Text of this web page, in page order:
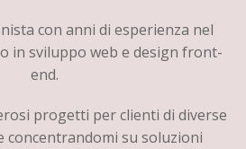
con anni di esperienza nel
in sviluppo web e design front-
end.
progetti per clienti di diverse
concentrandomi su soluzioni